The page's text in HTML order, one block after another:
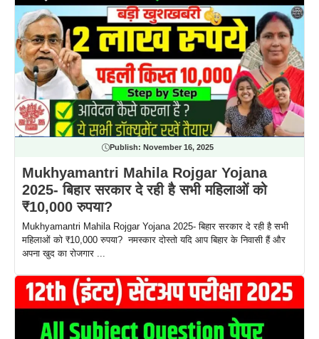
Publish: November 16, 2025
Mukhyamantri Mahila Rojgar Yojana
2025- बिहार सरकार दे रही है सभी महिलाओं को
₹10,000 रुपया?
Mukhyamantri Mahila Rojgar Yojana 2025- बिहार सरकार दे रही है सभी
महिलाओं को ₹10,000 रुपया? नमस्कार दोस्तो यदि आप बिहार के निवासी हैं और
अपना खुद का रोजगार ...